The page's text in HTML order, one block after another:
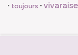
• toujours • vivaraise